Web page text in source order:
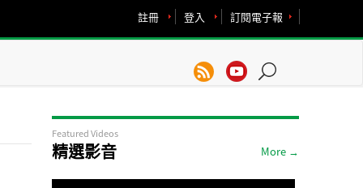
訂閱電子報
登入
註冊
Featured Videos
精選影音 More →